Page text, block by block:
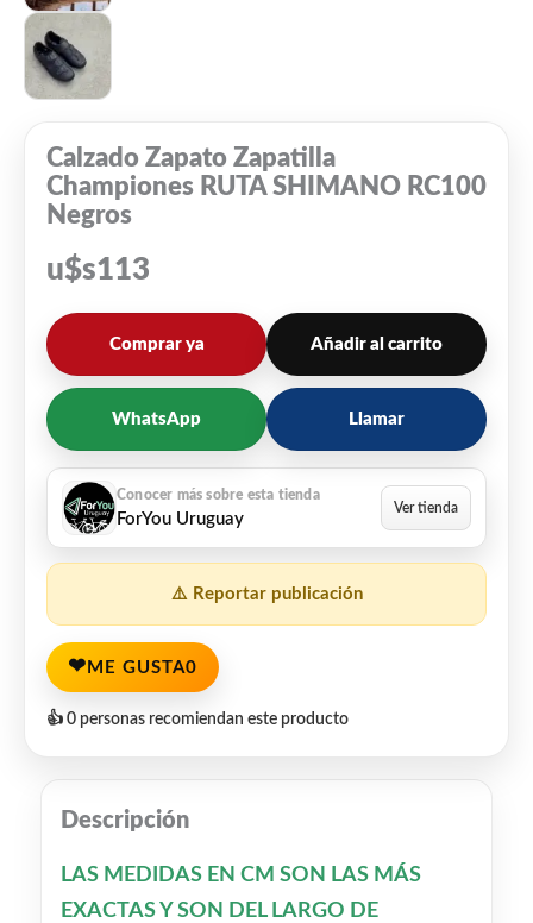
Calzado Zapato Zapatilla
Championes RUTA SHIMANO RC100
Negros
u$s113
Comprar ya Añadir al carrito
WhatsApp Llamar
ForYou Uruguay
⚠️ Reportar publicación
❤ ME GUSTA0
👍 0 personas recomiendan este producto
Descripción
LAS MEDIDAS EN CM SON LAS MÁS
EXACTASY SON DEL LARGO DE